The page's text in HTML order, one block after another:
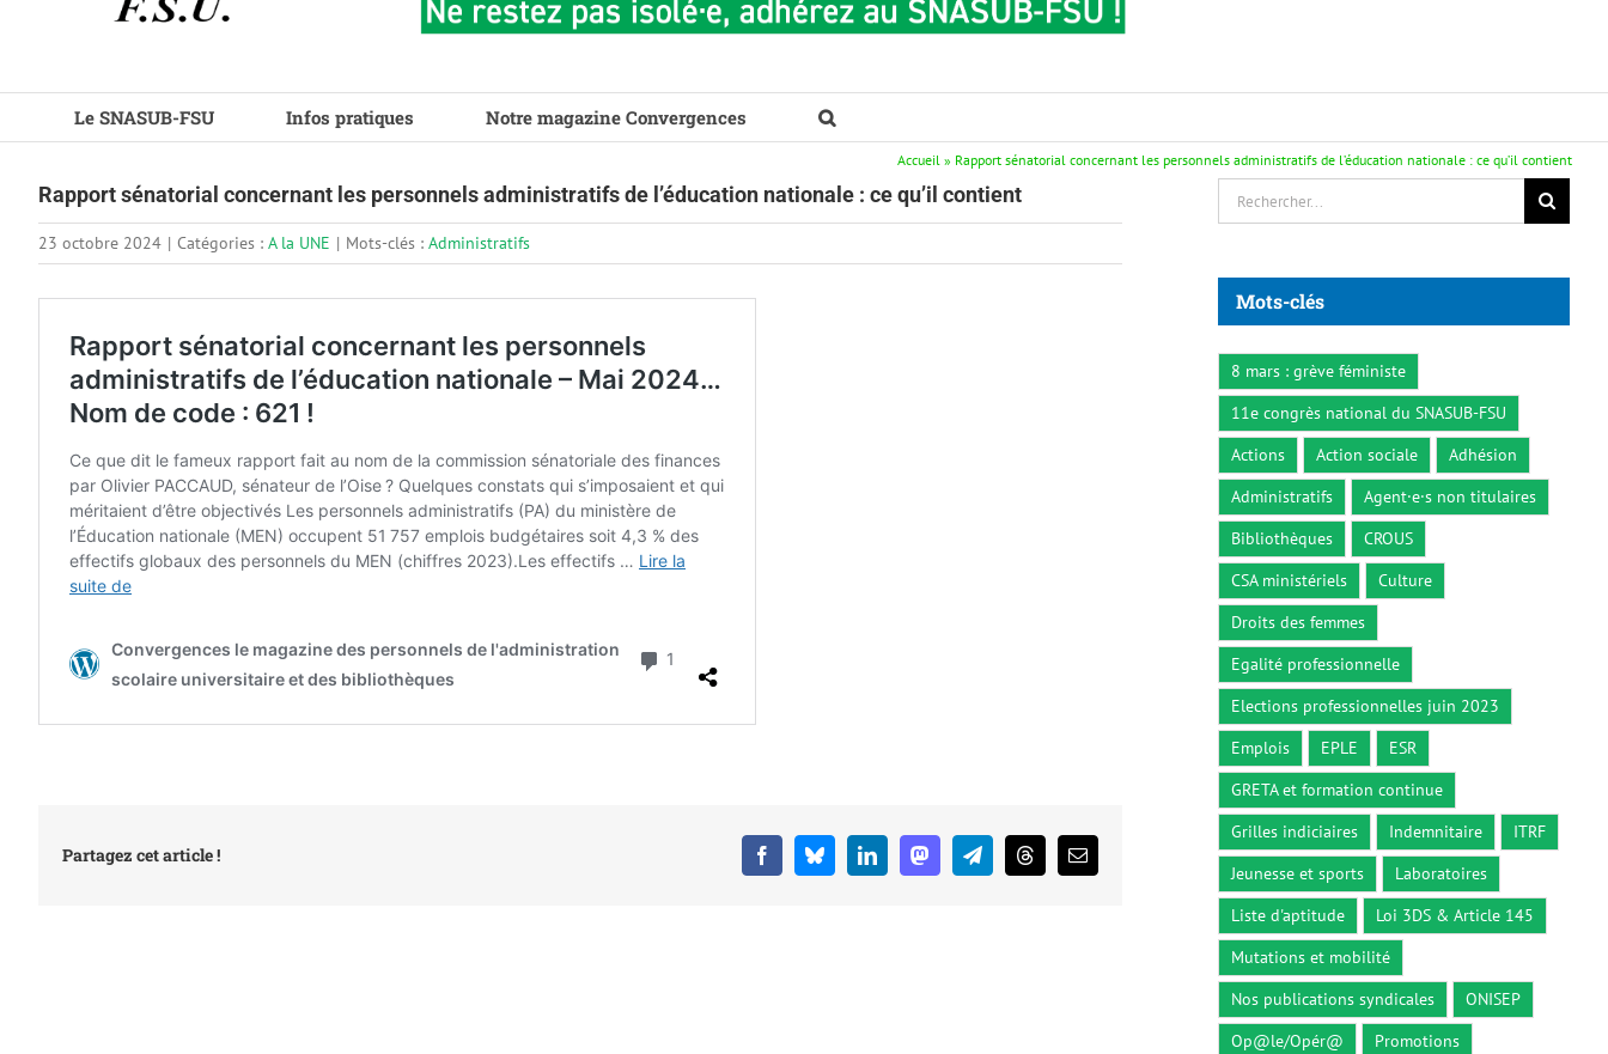
Le SNASUB-FSU Infos pratiques Notre magazine Convergences
Accueil » Rapport sénatorial concernant les personnels administratifs de l’éducation nationale : ce qu’il contient
Rapport sénatorial concernant les personnels administratifs de l’éducation nationale : ce qu’il contient
23 octobre 2024 | Catégories : A la UNE | Mots-clés : Administratifs
Partagez cet article ! FacebookBlueskyLinkedInMastodonTelegramThreadsEmail
Rechercher:
Mots-clés
8 mars : grève féministe
11e congrès national du SNASUB-FSU
Actions
Action sociale
Adhésion
Administratifs
Agent·e·s non titulaires
Bibliothèques
CROUS
CSA ministériels
Culture
Droits des femmes
Egalité professionnelle
Elections professionnelles juin 2023
Emplois
EPLE
ESR
GRETA et formation continue
Grilles indiciaires
Indemnitaire
ITRF
Jeunesse et sports
Laboratoires
Liste d'aptitude
Loi 3DS & Article 145
Mutations et mobilité
Nos publications syndicales
ONISEP
Op@le/Opér@
Promotions